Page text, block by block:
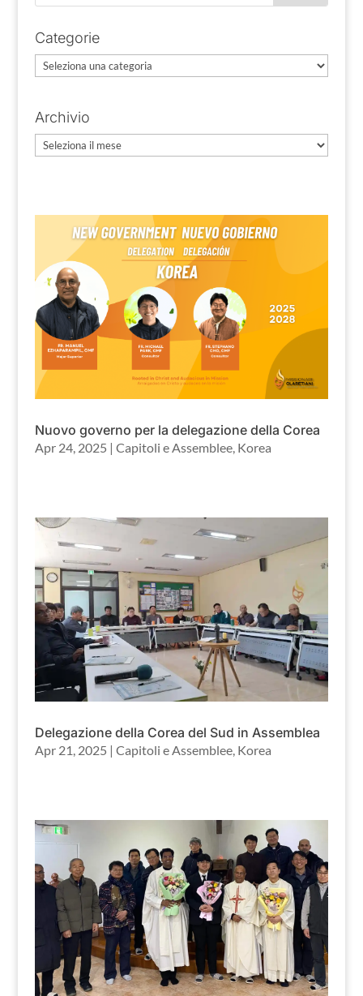
Categorie
Categorie
Archivio
Archivio
Nuovo governo per la delegazione della Corea
Apr 24, 2025 | Capitoli e Assemblee, Korea
Delegazione della Corea del Sud in Assemblea
Apr 21, 2025 | Capitoli e Assemblee, Korea